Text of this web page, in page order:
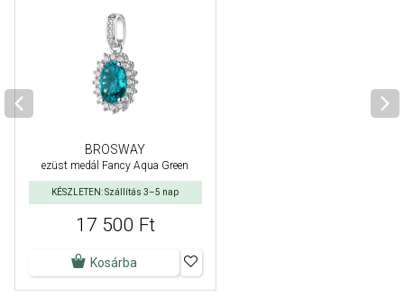
BROSWAY
ezüst medál Fancy Aqua Green
KÉSZLETEN: Szállítás 3–5 nap
17 500 Ft
Kosárba